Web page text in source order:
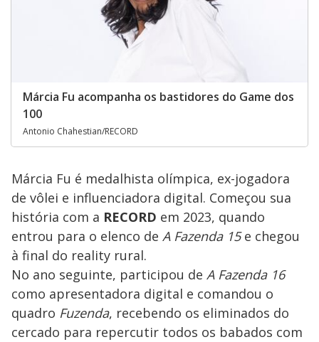
Márcia Fu acompanha os bastidores do Game dos
100
Antonio Chahestian/RECORD
Márcia Fu é medalhista olímpica, ex-jogadora
de vôlei e influenciadora digital. Começou sua
história com a RECORD em 2023, quando
entrou para o elenco de A Fazenda 15e chegou
à final do reality rural.
No ano seguinte, participou de A Fazenda 16
como apresentadora digital e comandou o
quadro Fuzenda, recebendo os eliminados do
cercado para repercutir todos os babados com